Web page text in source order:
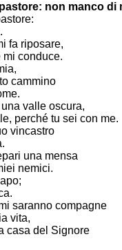
non manco di
fa riposare,
conduce.
cammino
valle oscura,
perché tu sei con me.
vincastro
una mensa
nemici.
saranno compagne
vita,
casa del Signore